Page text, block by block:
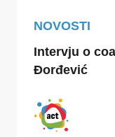
NOVOSTI
Intervju o
Đorđević